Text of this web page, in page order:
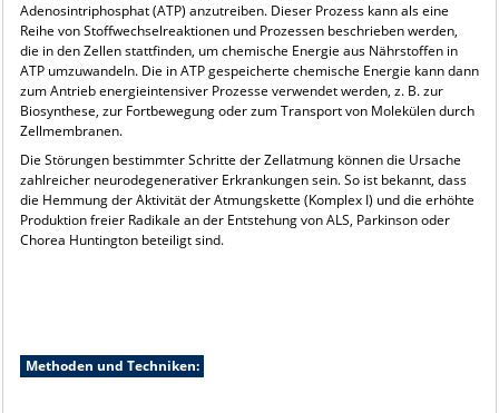
Adenosintriphosphat (ATP) anzutreiben. Dieser Prozess kann als eine
Reihe von Stoffwechselreaktionen und Prozessen beschrieben werden,
die in den Zellen stattfinden, um chemische Energie aus Nährstoffen in
ATP umzuwandeln. Die in ATP gespeicherte chemische Energie kann dann
zum Antrieb energieintensiver Prozesse verwendet werden, z. B. zur
Biosynthese, zur Fortbewegung oder zum Transport von Molekülen durch
Zellmembranen.
Die Störungen bestimmter Schritte der Zellatmung können die Ursache
zahlreicher neurodegenerativer Erkrankungen sein. So ist bekannt, dass
die Hemmung der Aktivität der Atmungskette (Komplex I) und die erhöhte
Produktion freier Radikale an der Entstehung von ALS, Parkinson oder
Chorea Huntington beteiligt sind.
Methoden und Techniken: